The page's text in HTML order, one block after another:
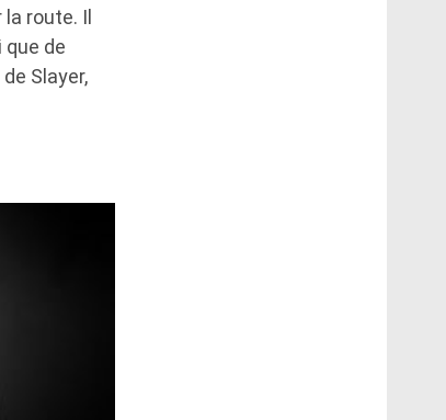
route. Il
de
Slayer,